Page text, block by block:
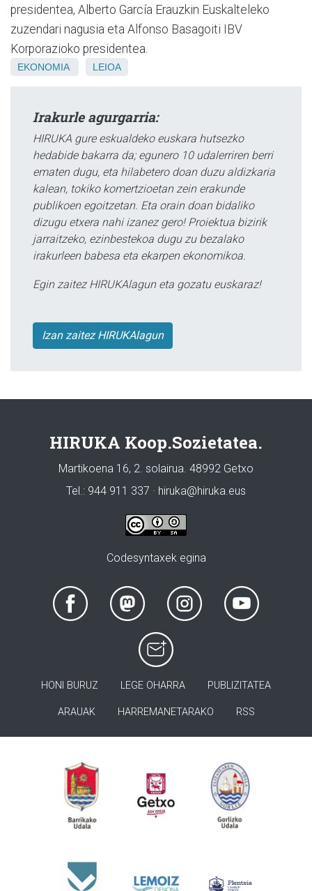
presidentea, Alberto García Erauzkin Euskalteleko
zuzendari nagusia eta Alfonso Basagoiti IBV
Korporazioko presidentea.
EKONOMIA LEIOA
Irakurle agurgarria:
HIRUKA gure eskualdeko euskara hutsezko
hedabide bakarra da; egunero 10 udalerriren berri
ematen dugu, eta hilabetero doan duzu aldizkaria
kalean, tokiko komertzioetan zein erakunde
publikoen egoitzetan. Eta orain doan bidaliko
dizugu etxera nahi izanez gero! Proiektua bizirik
jarraitzeko, ezinbestekoa dugu zu bezalako
irakurleen babesa eta ekarpen ekonomikoa.
Egin zaitez HIRUKAlagun eta gozatu euskaraz!
Izan zaitez HIRUKAlagun
HIRUKA Koop.Sozietatea.
Martikoena 16, 2. solairua. 48992 Getxo
Tel.: 944 911 337 · hiruka@hiruka.eus
Codesyntaxek egina
HONI BURUZ LEGE OHARRA PUBLIZITATEA
ARAUAK HARREMANETARAKO RSS